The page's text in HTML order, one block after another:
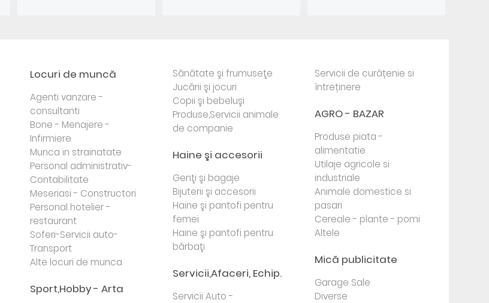
Locuri de muncă
Agenti vanzare -
consultanti
Bone - Menajere -
Infirmiere
Munca in strainatate
Personal administrativ-
Contabilitate
Meseriasi - Constructori
Personal hotelier -
restaurant
Soferi-Servicii auto-
Transport
Alte locuri de munca
Sport,Hobby - Arta
Sănătate şi frumuseţe
Jucării şi jocuri
Copii şi bebeluşi
Produse,Servicii animale
de companie
Haine şi accesorii
Genţi şi bagaje
Bijuterii şi accesorii
Haine şi pantofi pentru
femei
Haine şi pantofi pentru
bărbaţi
Servicii,Afaceri, Echip.
Servicii Auto -
Servicii de curățenie si
întreținere
AGRO - BAZAR
Produse piata -
alimentatie
Utilaje agricole si
industriale
Animale domestice si
pasari
Cereale - plante - pomi
Altele
Mică publicitate
Garage Sale
Diverse